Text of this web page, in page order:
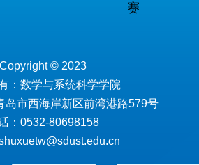
赛
Copyright © 2023
：数学与系统科学学院
岛市西海岸新区前湾港路579号
：0532-80698158